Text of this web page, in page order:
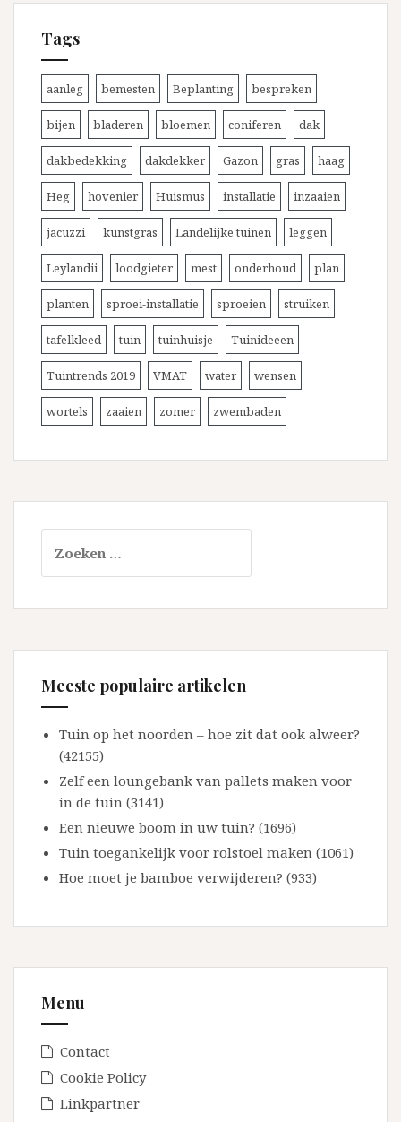
Leylandii
Tags
aanleg bemesten Beplanting bespreken
bijen bladeren bloemen coniferen dak
dakbedekking dakdekker Gazon gras haag
Heg hovenier Huismus installatie inzaaien
jacuzzi kunstgras Landelijke tuinen leggen
Leylandii loodgieter mest onderhoud plan
planten sproei-installatie sproeien struiken
tafelkleed tuin tuinhuisje Tuinideeen
Tuintrends 2019 VMAT water wensen
wortels zaaien zomer zwembaden
naar:
Meeste populaire artikelen
Tuin op het noorden – hoe zit dat ook alweer?
(42155)
Zelf een loungebank van pallets maken voor
in de tuin (3141)
Een nieuwe boom in uw tuin? (1696)
Tuin toegankelijk voor rolstoel maken (1061)
Hoe moet je bamboe verwijderen? (933)
Menu
Contact
Cookie Policy
Linkpartner